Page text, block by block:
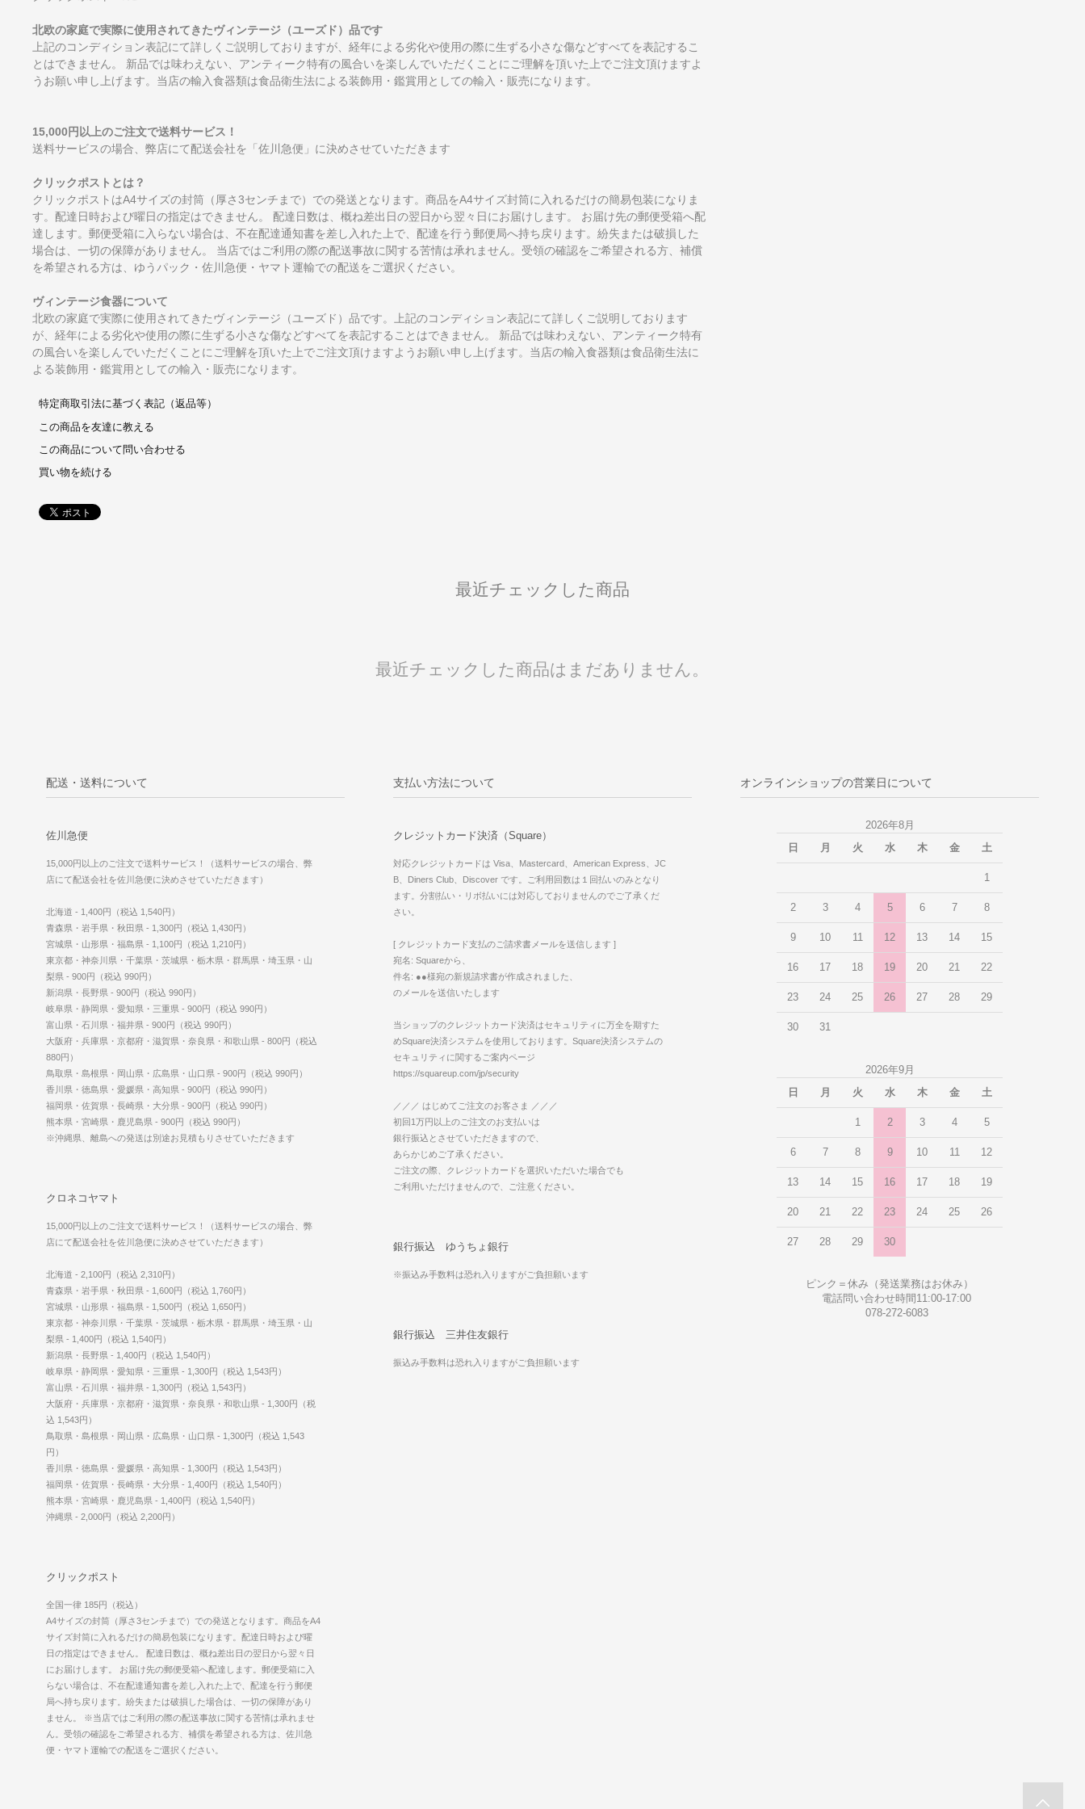
北欧の家庭で実際に使用されてきたヴィンテージ（ユーズド）品です
上記のコンディション表記にて詳しくご説明しておりますが、経年による劣化や使用の際に生ずる小さな傷などすべてを表記するこ
とはできません。 新品では味わえない、アンティーク特有の風合いを楽しんでいただくことにご理解を頂いた上でご注文頂けますよ
うお願い申し上げます。当店の輸入食器類は食品衛生法による装飾用・鑑賞用としての輸入・販売になります。
15,000円以上のご注文で送料サービス！
送料サービスの場合、弊店にて配送会社を「佐川急便」に決めさせていただきます
クリックポストとは？
クリックポストはA4サイズの封筒（厚さ3センチまで）での発送となります。商品をA4サイズ封筒に入れるだけの簡易包装になりま
す。配達日時および曜日の指定はできません。 配達日数は、概ね差出日の翌日から翌々日にお届けします。 お届け先の郵便受箱へ配
達します。郵便受箱に入らない場合は、不在配達通知書を差し入れた上で、配達を行う郵便局へ持ち戻ります。紛失または破損した
場合は、一切の保障がありません。 当店ではご利用の際の配送事故に関する苦情は承れません。受領の確認をご希望される方、補償
を希望される方は、ゆうパック・佐川急便・ヤマト運輸での配送をご選択ください。
ヴィンテージ食器について
北欧の家庭で実際に使用されてきたヴィンテージ（ユーズド）品です。上記のコンディション表記にて詳しくご説明しております
が、経年による劣化や使用の際に生ずる小さな傷などすべてを表記することはできません。 新品では味わえない、アンティーク特有
の風合いを楽しんでいただくことにご理解を頂いた上でご注文頂けますようお願い申し上げます。当店の輸入食器類は食品衛生法に
よる装飾用・鑑賞用としての輸入・販売になります。
特定商取引法に基づく表記（返品等）
この商品を友達に教える
この商品について問い合わせる
買い物を続ける
最近チェックした商品
最近チェックした商品はまだありません。
配送・送料について
佐川急便
15,000円以上のご注文で送料サービス！（送料サービスの場合、弊
店にて配送会社を佐川急便に決めさせていただきます）
北海道 - 1,400円（税込 1,540円）
青森県・岩手県・秋田県 - 1,300円（税込 1,430円）
宮城県・山形県・福島県 - 1,100円（税込 1,210円）
東京都・神奈川県・千葉県・茨城県・栃木県・群馬県・埼玉県・山
梨県 - 900円（税込 990円）
新潟県・長野県 - 900円（税込 990円）
岐阜県・静岡県・愛知県・三重県 - 900円（税込 990円）
富山県・石川県・福井県 - 900円（税込 990円）
大阪府・兵庫県・京都府・滋賀県・奈良県・和歌山県 - 800円（税込
880円）
鳥取県・島根県・岡山県・広島県・山口県 - 900円（税込 990円）
香川県・徳島県・愛媛県・高知県 - 900円（税込 990円）
福岡県・佐賀県・長崎県・大分県 - 900円（税込 990円）
熊本県・宮崎県・鹿児島県 - 900円（税込 990円）
※沖縄県、離島への発送は別途お見積もりさせていただきます
クロネコヤマト
15,000円以上のご注文で送料サービス！（送料サービスの場合、弊
店にて配送会社を佐川急便に決めさせていただきます）
北海道 - 2,100円（税込 2,310円）
青森県・岩手県・秋田県 - 1,600円（税込 1,760円）
宮城県・山形県・福島県 - 1,500円（税込 1,650円）
東京都・神奈川県・千葉県・茨城県・栃木県・群馬県・埼玉県・山
梨県 - 1,400円（税込 1,540円）
新潟県・長野県 - 1,400円（税込 1,540円）
岐阜県・静岡県・愛知県・三重県 - 1,300円（税込 1,543円）
富山県・石川県・福井県 - 1,300円（税込 1,543円）
大阪府・兵庫県・京都府・滋賀県・奈良県・和歌山県 - 1,300円（税
込 1,543円）
鳥取県・島根県・岡山県・広島県・山口県 - 1,300円（税込 1,543
円）
香川県・徳島県・愛媛県・高知県 - 1,300円（税込 1,543円）
福岡県・佐賀県・長崎県・大分県 - 1,400円（税込 1,540円）
熊本県・宮崎県・鹿児島県 - 1,400円（税込 1,540円）
沖縄県 - 2,000円（税込 2,200円）
クリックポスト
全国一律 185円（税込）
A4サイズの封筒（厚さ3センチまで）での発送となります。商品をA4
サイズ封筒に入れるだけの簡易包装になります。配達日時および曜
日の指定はできません。 配達日数は、概ね差出日の翌日から翌々日
にお届けします。 お届け先の郵便受箱へ配達します。郵便受箱に入
らない場合は、不在配達通知書を差し入れた上で、配達を行う郵便
局へ持ち戻ります。紛失または破損した場合は、一切の保障があり
ません。 ※当店ではご利用の際の配送事故に関する苦情は承れませ
ん。受領の確認をご希望される方、補償を希望される方は、佐川急
便・ヤマト運輸での配送をご選択ください。
支払い方法について
クレジットカード決済（Square）
対応クレジットカードは Visa、Mastercard、American Express、JC
B、Diners Club、Discover です。ご利用回数は１回払いのみとなり
ます。分割払い・リボ払いには対応しておりませんのでご了承くだ
さい。
[ クレジットカード支払のご請求書メールを送信します ]
宛名: Squareから、
件名: ●●様宛の新規請求書が作成されました、
のメールを送信いたします
当ショップのクレジットカード決済はセキュリティに万全を期すた
めSquare決済システムを使用しております。Square決済システムの
セキュリティに関するご案内ページ
https://squareup.com/jp/security
／／／ はじめてご注文のお客さま ／／／
初回1万円以上のご注文のお支払いは
銀行振込とさせていただきますので、
あらかじめご了承ください。
ご注文の際、クレジットカードを選択いただいた場合でも
ご利用いただけませんので、ご注意ください。
銀行振込 ゆうちょ銀行
※振込み手数料は恐れ入りますがご負担願います
銀行振込 三井住友銀行
振込み手数料は恐れ入りますがご負担願います
オンラインショップの営業日について
2026年8月
日
月 火 水 木 金 土
1
2 3 4 5 6 7 8
9 10 11 12 13 14 15
16 17 18 19 20 21 22
23 24 25 26 27 28 29
30 31
2026年9月
日
月 火 水 木 金 土
1 2 3 4 5
6 7 8 9 10 11 12
13 14 15 16 17 18 19
20 21 22 23 24 25 26
27 28 29 30
ピンク＝休み（発送業務はお休み）
電話問い合わせ時間11:00-17:00
078-272-6083